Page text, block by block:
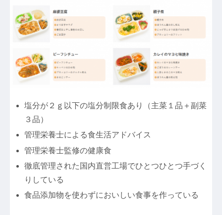
塩分が２ｇ以下の塩分制限食あり（主菜１品＋副菜
３品）
管理栄養士による食生活アドバイス
管理栄養士監修の健康食
徹底管理された国内直営工場でひとつひとつ手づく
りしている
食品添加物を使わずにおいしい食事を作っている